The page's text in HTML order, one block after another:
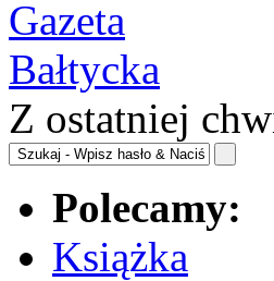
Z ostatniej
Polecamy:
Książka